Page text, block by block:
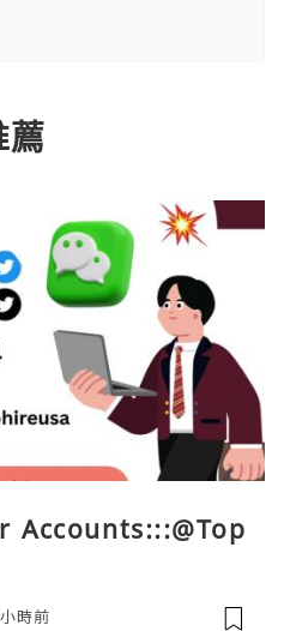
薦
Accounts:::@Top
時前